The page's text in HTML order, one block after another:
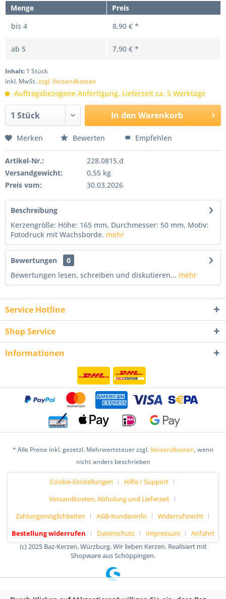
Menge
Preis
bis 4 8,90 € *
ab 5 7,90 € *
Inhalt: 1 Stück
inkl. MwSt.zzgl. Versandkosten
Auftragsbezogene Anfertigung, Lieferzeit ca. 5 Werktage
In den Warenkorb
Merken Bewerten Empfehlen
Artikel-Nr.:
228.0815.d
Versandgewicht:
0,55 kg
Preis vom:
30.03.2026
Beschreibung
Kerzengröße: Höhe: 165 mm, Durchmesser: 50 mm, Motiv:
Fotodruck mit Wachsborde. mehr
Bewertungen
0
Bewertungen lesen, schreiben und diskutieren... mehr
Service Hotline
Shop Service
Informationen
* Alle Preise inkl. gesetzl. Mehrwertsteuer zzgl.Versandkosten, wenn
nicht anders beschrieben
Cookie-Einstellungen
Hilfe / Support
Versandkosten, Abholung und Lieferzeit
Zahlungsmöglichkeiten
AGB-Kundeninfo
Widerrufsrecht
Bestellung widerrufen
Datenschutz Impressum
Anfahrt
(c) 2025 Baz-Kerzen, Würzburg. Wir lieben Kerzen. Realisiert mit
Shopware aus Schöppingen.